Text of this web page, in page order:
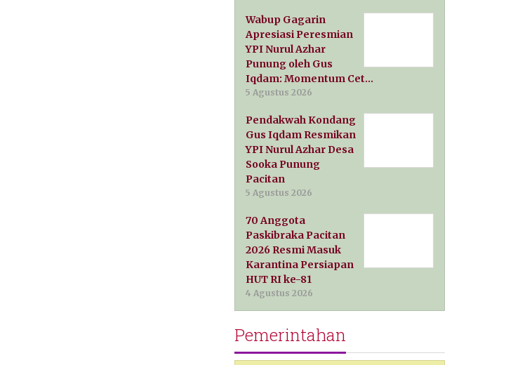
Wabup Gagarin
Apresiasi Peresmian
YPI Nurul Azhar
Punung oleh Gus
Iqdam: Momentum Cet…
5 Agustus 2026
Pendakwah Kondang
Gus Iqdam Resmikan
YPI Nurul Azhar Desa
Sooka Punung
Pacitan
5 Agustus 2026
70 Anggota
Paskibraka Pacitan
2026 Resmi Masuk
Karantina Persiapan
HUT RI ke-81
4 Agustus 2026
Pemerintahan